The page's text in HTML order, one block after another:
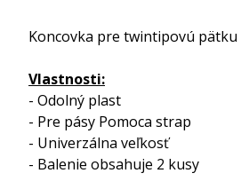
Koncovka pre twintipovú pätku
Vlastnosti:
- Odolný plast
- Pre pásy Pomoca strap
- Univerzálna veľkosť
- Balenie obsahuje 2 kusy